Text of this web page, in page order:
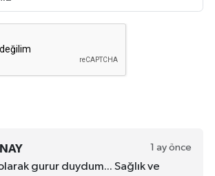
1 ay önce
gurur duydum... Sağlık ve